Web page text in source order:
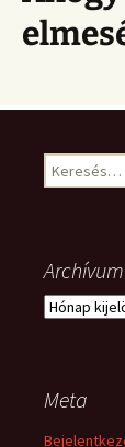
Keresés:
Archívum
Archívum
Meta